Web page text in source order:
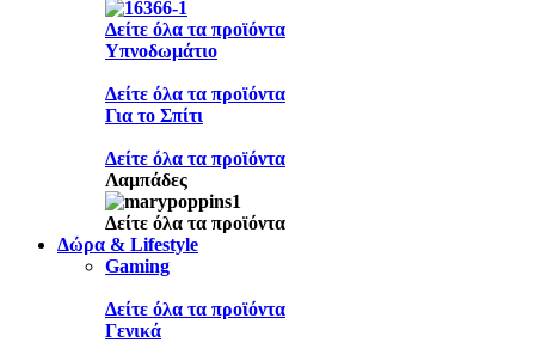
Δείτε όλα τα προϊόντα
Υπνοδωμάτιο
Δείτε όλα τα προϊόντα
Για το Σπίτι
Δείτε όλα τα προϊόντα
Λαμπάδες
Δείτε όλα τα προϊόντα
Δώρα & Lifestyle
Gaming
Δείτε όλα τα προϊόντα
Γενικά